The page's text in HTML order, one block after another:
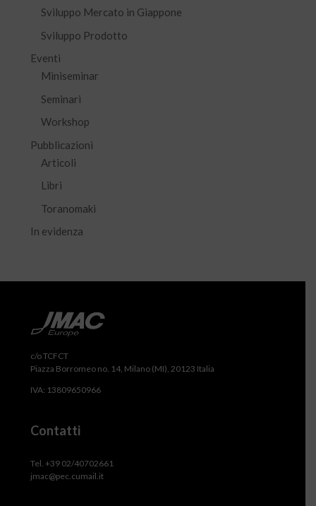
Sviluppo Mercato in Giappone
Sviluppo Prodotto
Eventi
Miniseminar
Seminari
Workshop
Pubblicazioni
Articoli
Libri
Toranomaki
In evidenza
c/o TCFCT
Piazza Borromeo no. 14, Milano (MI), 20123 Italia
IVA: 13809650966
Contatti
Tel. +39 02/40702661
jmac@pec.cumail.it